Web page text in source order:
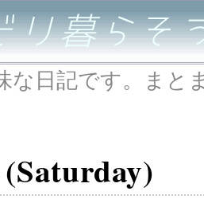
リ暮らそ
な日記です。まと